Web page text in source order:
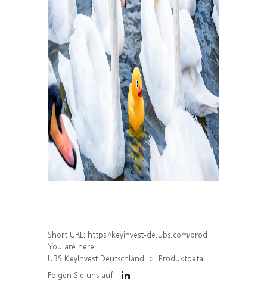
Short URL: https://keyinvest-de.ubs.com/produkt/detail/index/isin/DE000WA78P51
You are here:
UBS KeyInvest Deutschland
Produktdetail
Folgen Sie uns auf